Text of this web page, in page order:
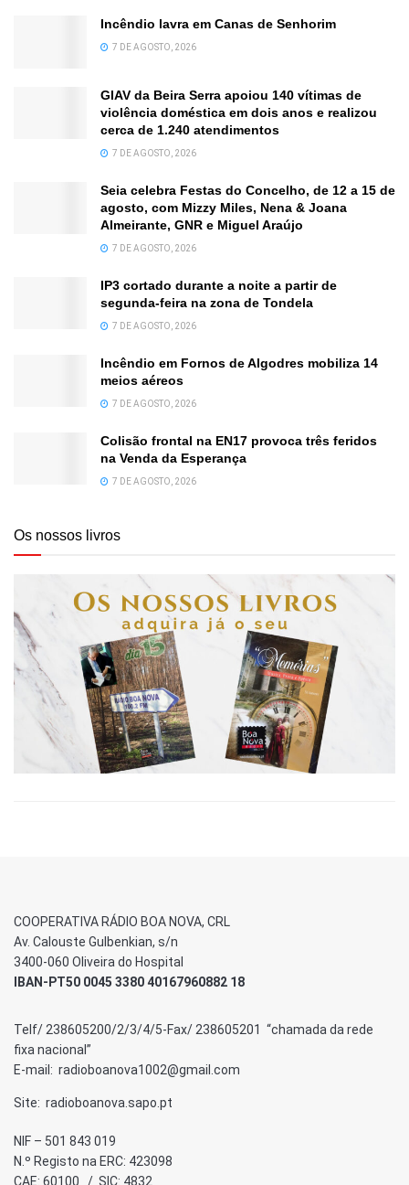
Incêndio lavra em Canas de Senhorim
7 DE AGOSTO, 2026
GIAV da Beira Serra apoiou 140 vítimas de
violência doméstica em dois anos e realizou
cerca de 1.240 atendimentos
7 DE AGOSTO, 2026
Seia celebra Festas do Concelho, de 12 a 15 de
agosto, com Mizzy Miles, Nena & Joana
Almeirante, GNR e Miguel Araújo
7 DE AGOSTO, 2026
IP3 cortado durante a noite a partir de
segunda-feira na zona de Tondela
7 DE AGOSTO, 2026
Incêndio em Fornos de Algodres mobiliza 14
meios aéreos
7 DE AGOSTO, 2026
Colisão frontal na EN17 provoca três feridos
na Venda da Esperança
7 DE AGOSTO, 2026
Os nossos livros
COOPERATIVA RÁDIO BOA NOVA, CRL
Av. Calouste Gulbenkian, s/n
3400-060 Oliveira do Hospital
IBAN-PT50 0045 3380 40167960882 18
Telf/ 238605200/2/3/4/5-Fax/ 238605201 “chamada da rede
fixa nacional”
E-mail: radioboanova1002@gmail.com
Site: radioboanova.sapo.pt
NIF – 501 843 019
N.º Registo na ERC: 423098
CAE: 60100 / SIC: 4832